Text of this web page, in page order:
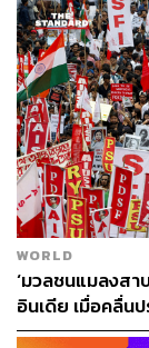
WORLD
‘มวลชนแมลงสา
อินเดีย เมื่อคลื่น
เปลี่ยนแปลง